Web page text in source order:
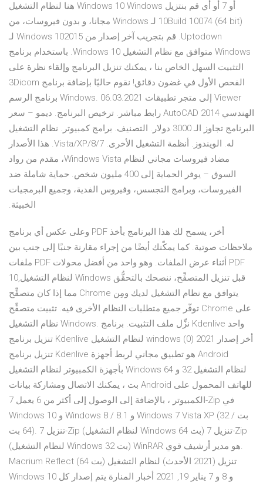
هنا لنظام التشغيل Windows 10 أو 7 أو أي ‫قم بنتزيل Windows
10Build 10074 (64 bit) لـ Windows مجانا، و بدون فيروسات، من
Uptodown. قم بتجريب آخر إصدار من Windows 102015 لـ
Windows متوافق مع نظام التشغيل Windows 10. باستخدام برنامج
التثبيت السهل الخاص بنا ، يمكنك تنزيل البرنامج وإلقاء نظرة على
الفحص الأول في غضون دقائق! نقوم حاليًا بإضافة برنامج 3Dicom
Viewer إلى متجر تطبيقات Windows. 06.03.2021 برنامج الرسم
الهندسي AutoCAD 2014 رابط مباشر. ترخيص البرنامج. ديمو – سعر
البرنامج تجاوز الـ 3000 دولار. التصنيف. برامج كمبيوتر. نظام التشغيل
له. الويندوز. أنظمة التشغيل الأخرى. 8/7/Vista/XP. هذا الأصدار
مضاد فيروسات مجاني لنظام Windows Vista، مقدم من رواد
السوق – يوفر الحماية إلى 400 مليون شخص. حماية شاملة ضد
الفيروسات، وبرامج التجسس، وفيروس الفدية، وجميع البرمجيات
الخبيثة.
وعلى عكس أي برنامج PDF أخر، يسمح لك هذا البرنامج بأخذ
ملاحظات صوتية. كما يمكّنك أيضًا من إجراء مقارنة جنبًا إلى جنب بين
ملفات PDF أثناء عرض الملفات. وهو واحد من أفضل محولات PDF
لنظام التشغيل,10 Windows قبل تنزيل المتصفِّح، ننصحك بالتحقُّق
مما إذا كان متصفِّح Chrome يتوافق مع نظام التشغيل لديك ومِن
توفّر جميع متطلبات النظام الأخرى فيه. تثبيت متصفِّح Chrome على
نظام التشغيل Windows. نزِّل ملف التثبيت. برنامج Kdenlive واحد
تنزيل برنامج Kdenlive لنظام التشغيل windows أخر إصدار 2021 (0)
تنزيل برنامج Kdenlive هو تطبيق مجاني لربط أجهزة Android
بأجهزة الكمبيوتر لنظام التشغيل Windows لنظام التشغيل 32 و 64
بت ، يمكنك الاتصال ومشاركة بيانات Android للهاتف المحمول على
الكمبيوتر ، بالإضافة إلى الوصول إلى أكثر من 6 يعمل 7-Zip في
Windows 10 و Windows 8 / 8.1 و Windows 7 Vista XP (32 بت /
64 بت). تنزيل 7-Zip (لنظام التشغيل Windows 64 بت) تنزيل 7-Zip
(لنظام التشغيل Windows 32 بت) WinRAR هو مدير أرشيف قوي.
Macrium Reflect (64 بت) تنزيل (2021 الأحدث) لنظام التشغيل
Windows 10 و 8 و 7 يناير 19, 2021 أخبار المنارة يتم إصدار كل